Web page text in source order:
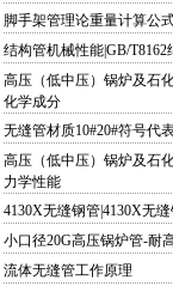
脚手架管理论重量计算公
结构管机械性能|GB/
高压（低中压）锅炉及石
化学成分
无缝管材质10#20#符号代
高压（低中压）锅炉及石
力学性能
4130X无缝钢管|4130X无
小口径20G高压锅炉管-耐
流体无缝管工作原理